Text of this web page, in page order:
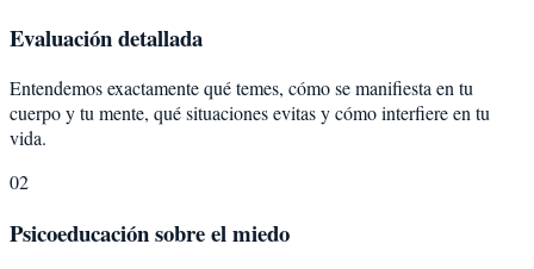
Evaluación detallada
Entendemos exactamente qué temes, cómo se manifiesta en tu
cuerpo y tu mente, qué situaciones evitas y cómo interfiere en tu
vida.
02
Psicoeducación sobre el miedo